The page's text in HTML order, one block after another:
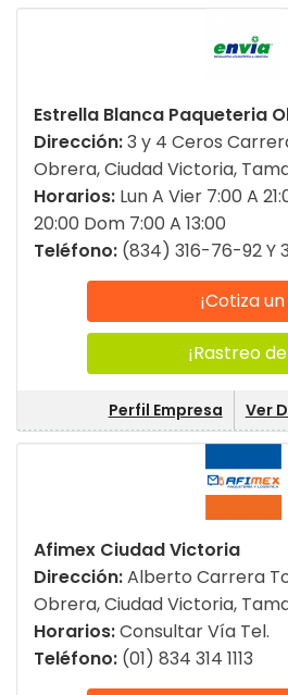
Estrella Blanca Paqueteria
Dirección:3 y 4 Ceros
Obrera, Ciudad Victoria,
Horarios: Lun A Vier 7:00 A
20:00 Dom 7:00 A 13:00
Teléfono: (834) 316-76-92 Y
¡Cotiza
¡Rastreo
Perfil Empresa Ver
Afimex Ciudad Victoria
Dirección:Alberto Carrera
Obrera, Ciudad Victoria,
Horarios:Consultar Vía Tel.
Teléfono: (01) 834 314 1113